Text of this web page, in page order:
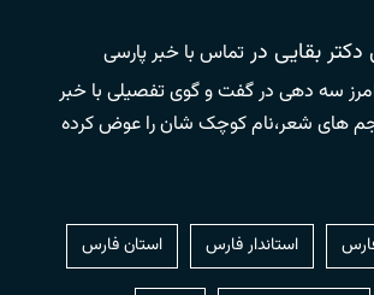
بقایی در تماس با خبر پارسی
سه دهی در گفت و گوی تفصیلی با خبر
های شعر،نام کوچک شان را عوض کرده
استاندار فارس استان فارس